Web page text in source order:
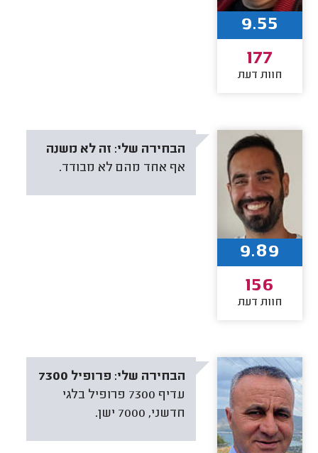
9.55
177
חוות דעת
הבחירה שלי: זה לא משנה
אף אחד מהם לא מבודד.
9.89
156
חוות דעת
הבחירה שלי: פרופיל 7300
עדיף 7300 פרופיל בלגי
חדשני, 7000 ישן.